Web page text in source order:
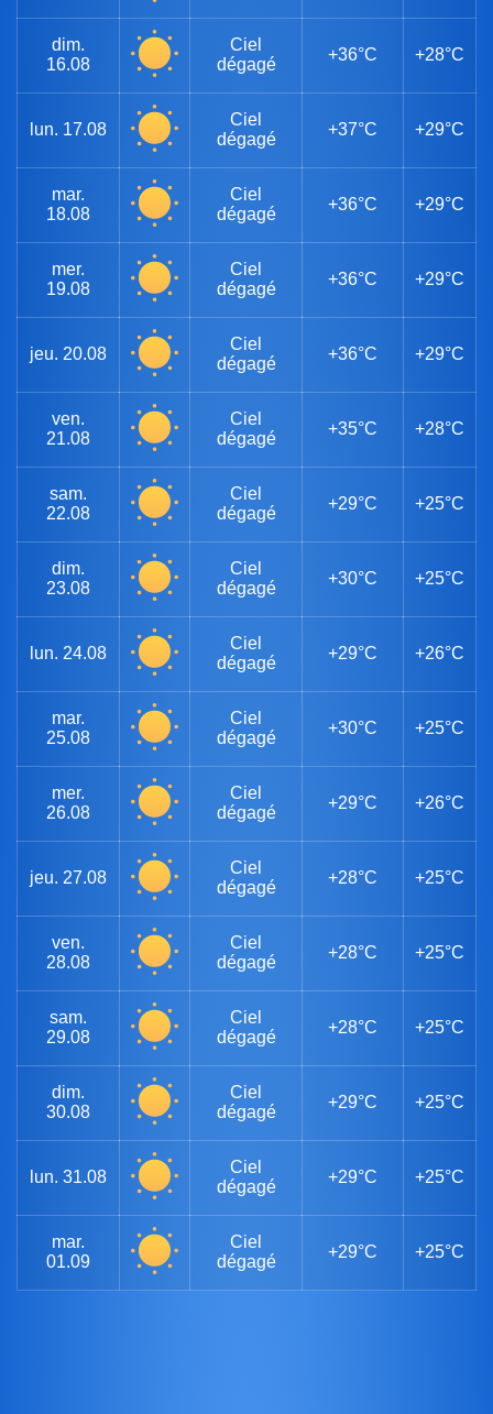
dim.
16.08
Ciel
dégagé
+36°C +28°C
lun. 17.08
Ciel
dégagé
+37°C +29°C
mar.
18.08
Ciel
dégagé
+36°C +29°C
mer.
19.08
Ciel
dégagé
+36°C +29°C
jeu. 20.08
Ciel
dégagé
+36°C +29°C
ven.
21.08
Ciel
dégagé
+35°C +28°C
sam.
22.08
Ciel
dégagé
+29°C +25°C
dim.
23.08
Ciel
dégagé
+30°C +25°C
lun. 24.08
Ciel
dégagé
+29°C +26°C
mar.
25.08
Ciel
dégagé
+30°C +25°C
mer.
26.08
Ciel
dégagé
+29°C +26°C
jeu. 27.08
Ciel
dégagé
+28°C +25°C
ven.
28.08
Ciel
dégagé
+28°C +25°C
sam.
29.08
Ciel
dégagé
+28°C +25°C
dim.
30.08
Ciel
dégagé
+29°C +25°C
lun. 31.08
Ciel
dégagé
+29°C +25°C
mar.
01.09
Ciel
dégagé
+29°C +25°C